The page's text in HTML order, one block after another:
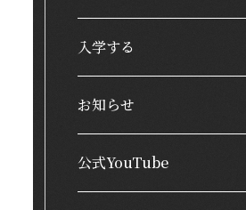
入学する
お知らせ
公式YouTube